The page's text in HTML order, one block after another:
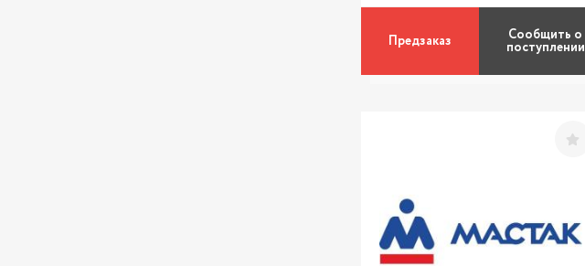
Предзаказ Сообщить о
поступлении